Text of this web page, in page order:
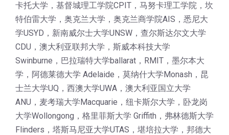
卡托大学，基督城理工学院CPIT，马努卡理工学院，坎
特伯雷大学，奥克兰大学，奥克兰商学院AIS，悉尼大
学USYD，新南威尔士大学UNSW，查尔斯达尔文大学
CDU，澳大利亚联邦大学，斯威本科技大学
Swinburne，巴拉瑞特大学ballarat，RMIT，墨尔本大
学，阿德莱德大学 Adelaide，莫纳什大学Monash，昆
士兰大学UQ，西澳大学UWA，澳大利亚国立大学
ANU，麦考瑞大学Macquarie，纽卡斯尔大学，卧龙岗
大学Wollongong，格里菲斯大学 Griffith，弗林德斯大学
Flinders，塔斯马尼亚大学UTAS，堪培拉大学，邦德大